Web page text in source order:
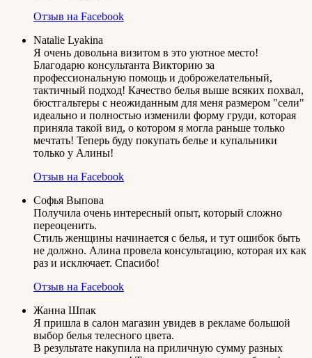
Отзыв на Facebook
Natalie Lyakina
Я очень довольна визитом в это уютное место!
Благодарю консультанта Викторию за
профессиональную помощь и доброжелательный,
тактичный подход! Качество белья выше всяких похвал,
бюстгальтеры с неожиданным для меня размером "сели"
идеально и полностью изменили форму груди, которая
приняла такой вид, о котором я могла раньше только
мечтать! Теперь буду покупать белье и купальники
только у Алины!
Отзыв на Facebook
Софья Выпова
Получила очень интересный опыт, который сложно
переоценить.
Стиль женщины начинается с белья, и тут ошибок быть
не должно. Алина провела консультацию, которая их как
раз и исключает. Спасибо!
Отзыв на Facebook
Жанна Шпак
Я пришла в салон магазин увидев в рекламе большой
выбор белья телесного цвета.
В результате накупила на приличную сумму разных